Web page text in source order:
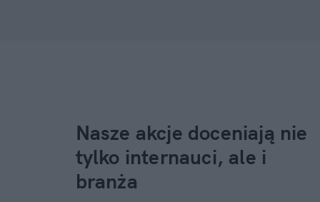
Nasze akcje doceniają nie
tylko internauci, ale i
branża